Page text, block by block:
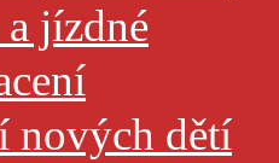
jízdné
nových dětí